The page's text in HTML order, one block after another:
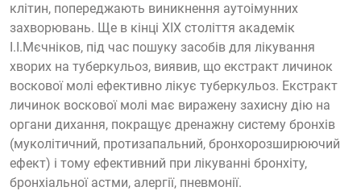
клітин, попереджають виникнення аутоімунних
захворювань. Ще в кінці XIX століття академік
І.І.Мєчніков, під час пошуку засобів для лікування
хворих на туберкульоз, виявив, що екстракт личинок
воскової молі ефективно лікує туберкульоз. Екстракт
личинок воскової молі має виражену захисну дію на
органи дихання, покращує дренажну систему бронхів
(муколітичний, протизапальний, бронхорозширюючий
ефект) і тому ефективний при лікуванні бронхіту,
бронхіальної астми, алергії, пневмонії.